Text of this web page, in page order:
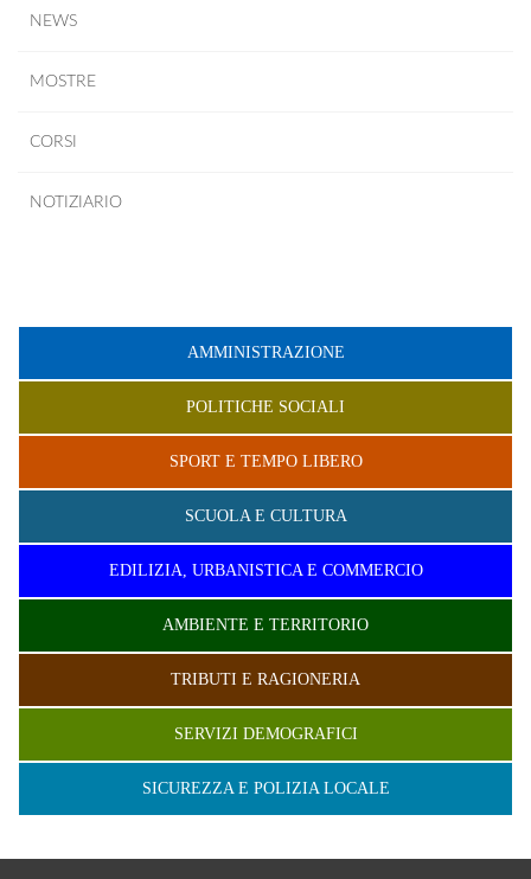
NEWS
MOSTRE
CORSI
NOTIZIARIO
AMMINISTRAZIONE
POLITICHE SOCIALI
SPORT E TEMPO LIBERO
SCUOLA E CULTURA
EDILIZIA, URBANISTICA E COMMERCIO
AMBIENTE E TERRITORIO
TRIBUTI E RAGIONERIA
SERVIZI DEMOGRAFICI
SICUREZZA E POLIZIA LOCALE